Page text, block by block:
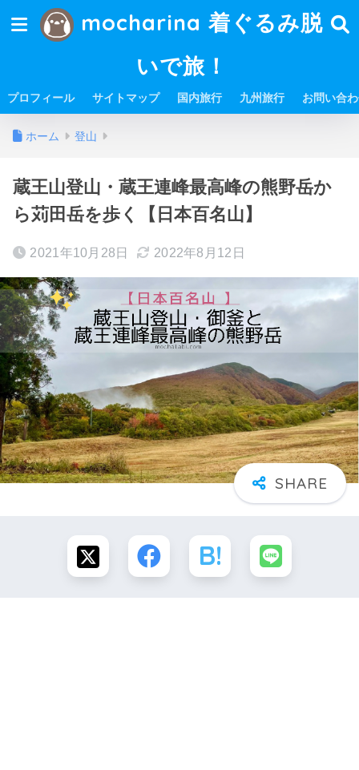
mocharina 着ぐるみ脱
いで旅！
プロフィール サイトマップ 国内旅行 九州旅行 お問い合
ホーム 登山
蔵王山登山・蔵王連峰最高峰の熊野岳か
ら苅田岳を歩く【日本百名山】
2021年10月28日 2022年8月12日